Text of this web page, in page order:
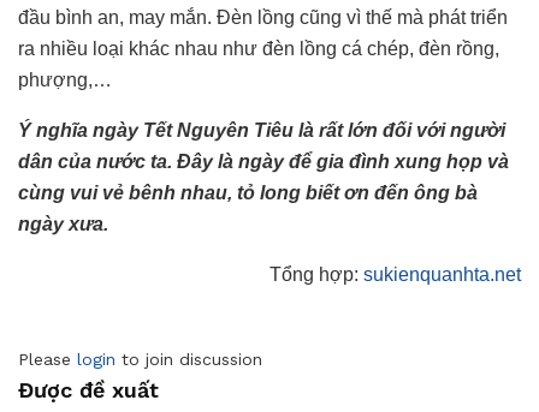
đầu bình an, may mắn. Đèn lồng cũng vì thế mà phát triển
ra nhiều loại khác nhau như đèn lồng cá chép, đèn rồng,
phượng,…
Ý nghĩa ngày Tết Nguyên Tiêu là rất lớn đối với người
dân của nước ta. Đây là ngày để gia đình xung họp và
cùng vui vẻ bênh nhau, tỏ long biết ơn đến ông bà
ngày xưa.
Tổng hợp: sukienquanhta.net
Please login to join discussion
Được đề xuất